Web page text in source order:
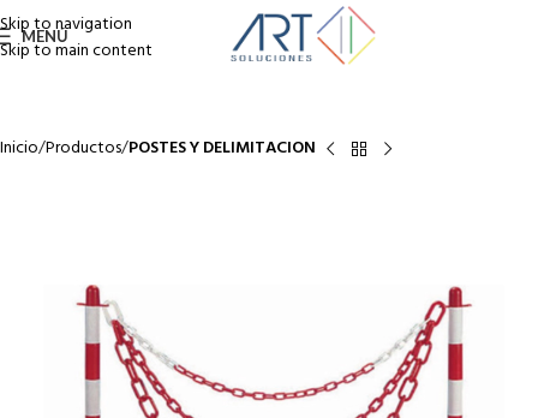
Skip to navigation
Skip to main content
MENÚ
Inicio Productos POSTES Y DELIMITACION